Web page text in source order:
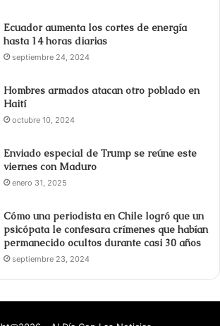
Ecuador aumenta los cortes de energía
hasta 14 horas diarias
septiembre 24, 2024
Hombres armados atacan otro poblado en
Haití
octubre 10, 2024
Enviado especial de Trump se reúne este
viernes con Maduro
enero 31, 2025
Cómo una periodista en Chile logró que un
psicópata le confesara crímenes que habían
permanecido ocultos durante casi 30 años
septiembre 23, 2024